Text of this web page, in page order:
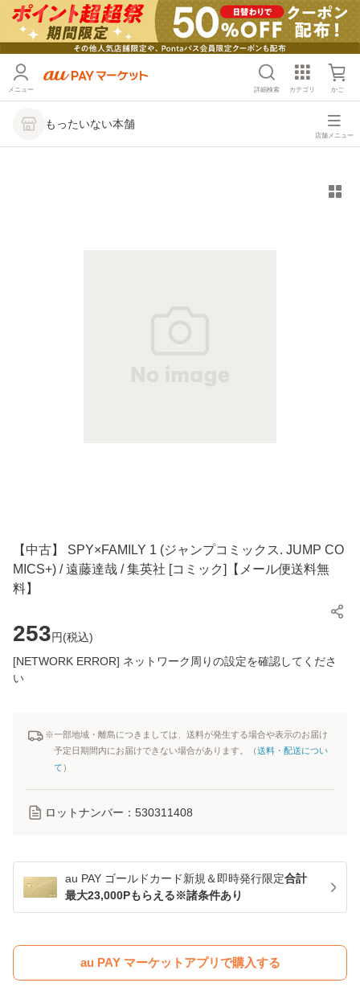
メニュー 詳細検索 カテゴリ かご
もったいない本舗
店舗メニュー
【中古】 SPY×FAMILY 1 (ジャンプコミックス. JUMP CO
MICS+) / 遠藤達哉 / 集英社 [コミック]【メール便送料無
料】
253円(税込)
[NETWORK ERROR] ネットワーク周りの設定を確認してくださ
い
※一部地域・離島につきましては、送料が発生する場合や表示のお届け
予定日期間内にお届けできない場合があります。（送料・配送につい
て ）
ロットナンバー： 530311408
au PAY ゴールドカード新規＆即時発行限定合計
最大23,000Pもらえる※諸条件あり
au PAY マーケットアプリで購入する